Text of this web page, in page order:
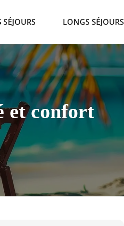
SÉJOURS LONGS SÉJOURS
et confort